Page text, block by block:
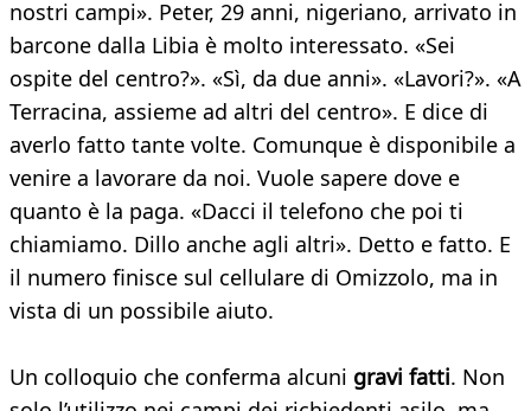
nostri campi». Peter, 29 anni, nigeriano, arrivato in
barcone dalla Libia è molto interessato. «Sei
ospite del centro?». «Sì, da due anni». «Lavori?». «A
Terracina, assieme ad altri del centro». E dice di
averlo fatto tante volte. Comunque è disponibile a
venire a lavorare da noi. Vuole sapere dove e
quanto è la paga. «Dacci il telefono che poi ti
chiamiamo. Dillo anche agli altri». Detto e fatto. E
il numero finisce sul cellulare di Omizzolo, ma in
vista di un possibile aiuto.
Un colloquio che conferma alcuni gravi fatti. Non